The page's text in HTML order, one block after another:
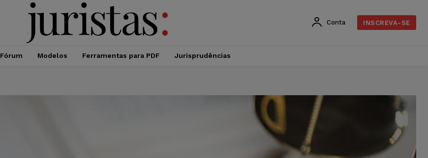
Conta INSCREVA-SE
Fórum Modelos Ferramentas para PDF Jurisprudências